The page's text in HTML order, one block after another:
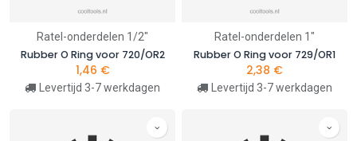
Ratel-onderdelen 1/2"
Rubber O Ring voor 720/OR2
1,46 €
Levertijd 3-7 werkdagen
Ratel-onderdelen 1"
Rubber O Ring voor 729/OR1
2,38 €
Levertijd 3-7 werkdagen